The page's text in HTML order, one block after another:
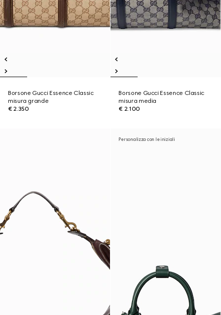
Borsone Gucci Essence Classic
misura grande
€ 2.350
Borsone Gucci Essence Classic
misura media
€ 2.100
Personalizza con le iniziali